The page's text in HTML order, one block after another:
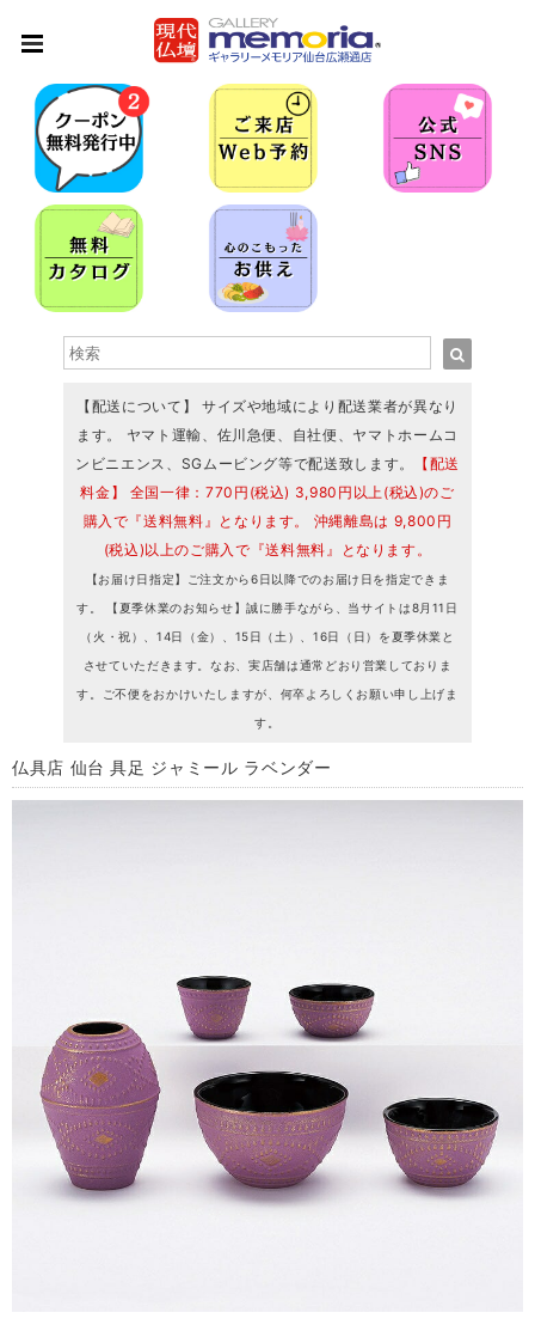
【配送について】 サイズや地域により配送業者が異なり
ます。 ヤマト運輸、佐川急便、自社便、ヤマトホームコ
ンビニエンス、SGムービング等で配送致します。
【配送
料金】 全国一律：770円(税込) 3,980円以上(税込)のご
購入で『送料無料』となります。 沖縄離島は 9,800円
(税込)以上のご購入で『送料無料』となります。
【お届け日指定】ご注文から6日以降でのお届け日を指定できま
す。 【夏季休業のお知らせ】誠に勝手ながら、当サイトは8月11日
（火・祝）、14日（金）、15日（土）、16日（日）を夏季休業と
させていただきます。なお、実店舗は通常どおり営業しておりま
す。ご不便をおかけいたしますが、何卒よろしくお願い申し上げま
す。
仏具店 仙台 具足 ジャミール ラベンダー